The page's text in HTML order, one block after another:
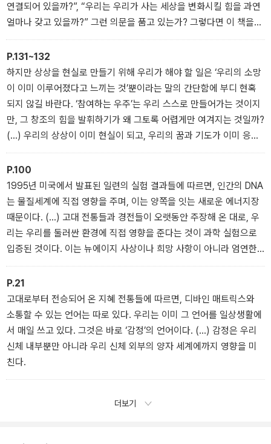
연결되어 있을까?”, “우리는 우리가 사는 세상을 변화시킬 힘을 과연
얼마나 갖고 있을까?” 그런 의문을 품고 있는가? 그렇다면 이 책을
통해 그 답을 찾을 수 있을 것이다.
P.131~132
하지만 상상을 현실로 만들기 위해 우리가 해야 할 일은 ‘우리의 소망
이 이미 이루어졌다고 느끼는 것’뿐이라는 말의 간단함에 부디 현혹
되지 않길 바란다. ‘참여하는 우주’는 우리 스스로 만들어가는 것이지
만, 그 창조의 힘을 발휘하기가 왜 그토록 어렵게만 여겨지는 것일까?
(…) 우리의 상상이 이미 현실이 되고, 우리의 꿈과 기도가 이미 응답
을 받았다는 느낌으로 살기 위한 열쇠는, 가능성들이 처음에 어떻게
존재하는지를 이해하는 데에 있다. 그러려면 양자 물리학이 우리의
세계에 대해 알아낸 중요한 발견들을 짧게나마 되짚어보아야 한다.
P.100
1995년 미국에서 발표된 일련의 실험 결과들에 따르면, 인간의 DNA
는 물질세계에 직접 영향을 주며, 이는 양쪽을 잇는 새로운 에너지장
때문이다. (…) 고대 전통들과 경전들이 오랫동안 주장해 온 대로, 우
리는 우리를 둘러싼 환경에 직접 영향을 준다는 것이 과학 실험으로
입증된 것이다. 이는 뉴에이지 사상이나 희망 사항이 아니라 엄연한
실재이다. 즉 적절한 조건과 관측 장비만 갖추면, DNA의 영향력을 과
학적으로 증명할 수 있음을 보여준다.
P.21
고대로부터 전승되어 온 지혜 전통들에 따르면, 디바인 매트릭스와
소통할 수 있는 언어는 따로 있다. 우리는 이미 그 언어를 일상생활에
서 매일 쓰고 있다. 그것은 바로 ‘감정’의 언어이다. (…) 감정은 우리
신체 내부뿐만 아니라 우리 신체 외부의 양자 세계에까지 영향을 미
친다.
더보기